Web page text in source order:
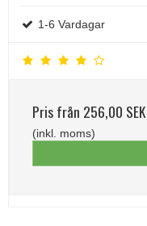
1-6 Vardagar
Pris från 256,00 SEK
(inkl. moms)